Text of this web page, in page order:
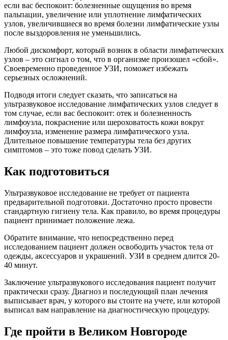
если вас беспокоит: болезненные ощущения во время
пальпации, увеличение или уплотнение лимфатических
узлов, увеличившиеся во время болезни лимфатические узлы
после выздоровления не уменьшились.
Любой дискомфорт, который возник в области лимфатических
узлов – это сигнал о том, что в организме произошел «сбой».
Своевременно проведенное УЗИ, поможет избежать
серьезных осложнений.
Подводя итоги следует сказать, что записаться на
ультразвуковое исследование лимфатических узлов следует в
том случае, если вас беспокоит: отек и болезненность
лимфоузла, покраснение или шероховатость кожи вокруг
лимфоузла, изменение размера лимфатического узла.
Длительное повышение температуры тела без других
симптомов – это тоже повод сделать УЗИ.
Как подготовиться
Ультразвуковое исследование не требует от пациента
предварительной подготовки. Достаточно просто провести
стандартную гигиену тела. Как правило, во время процедуры
пациент принимает положение лежа.
Обратите внимание, что непосредственно перед
исследованием пациент должен освободить участок тела от
одежды, аксессуаров и украшений. УЗИ в среднем длится 20-
40 минут.
Заключение ультразвукового исследования пациент получит
практически сразу. Диагноз и последующий план лечения
выписывает врач, у которого вы стоите на учете, или которой
выписал вам направление на диагностическую процедуру.
Где пройти в Великом Новгороде